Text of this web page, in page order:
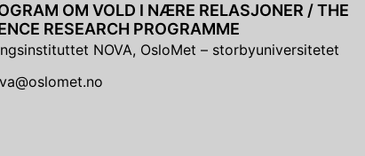
OM VOLD I NÆRE RELASJONER / THE
RESEARCH PROGRAMME
NOVA, OsloMet – storbyuniversitetet